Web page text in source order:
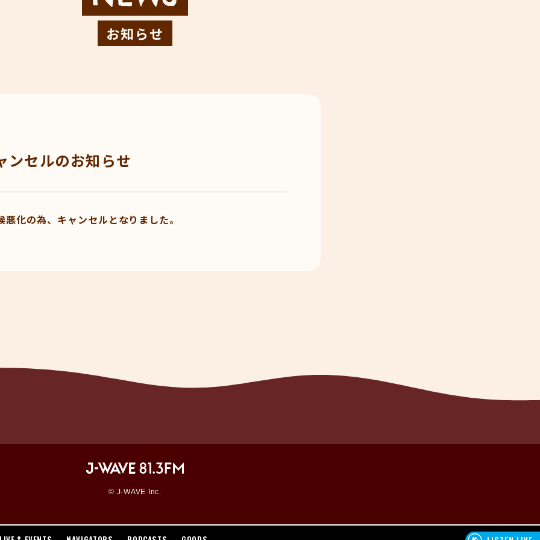
お知らせ
セルのお知らせ
化の為、キャンセルとなりました。
© J-WAVE Inc.
KITCHEN CAR